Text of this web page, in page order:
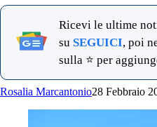
Ricevi le ultime
su SEGUICI, poi
sulla ⭐ per
Rosalia Marcantonio28 Febbraio